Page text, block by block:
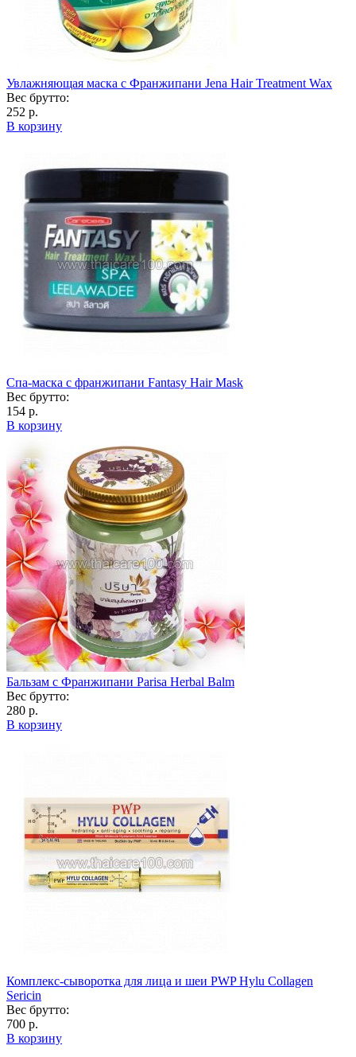
Увлажняющая маска с Франжипани Jena Hair Treatment Wax
Вес брутто:
252 р.
В корзину
Спа-маска с франжипани Fantasy Hair Mask
Вес брутто:
154 р.
В корзину
Бальзам с Франжипани Parisa Herbal Balm
Вес брутто:
280 р.
В корзину
Комплекс-сыворотка для лица и шеи PWP Hylu Collagen
Sericin
Вес брутто:
700 р.
В корзину